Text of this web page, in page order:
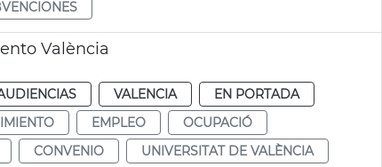
València
VALENCIA
EN PORTADA
EMPLEO
OCUPACIÓ
CONVENIO UNIVERSITAT DE VALÈNCIA